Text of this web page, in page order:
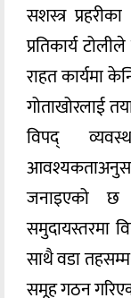
सशस्त्र
प्रतिकार्य
राहत कार्यमा
गोताखोरलाई
विपद्
जनाइएको
समुदायस्तरमा
साथै वडा
समूह गठन